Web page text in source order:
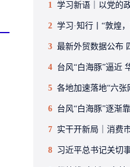
1 学习新语｜以党的政治
2 学习·知行丨“敦煌
3 最新外贸数据公布 四
4 台风“白海豚”逼近
5 各地加速落地“六张网”
6 台风“白海豚”逐渐靠近浙
7 实干开新局｜消费
8 习近平总书记关切事｜